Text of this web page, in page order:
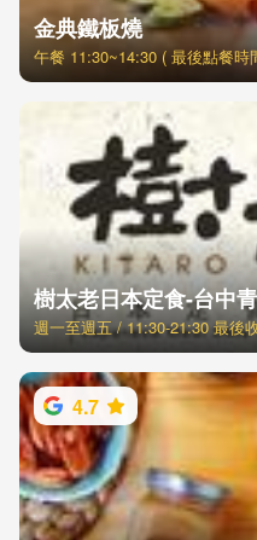
金典鐵板燒
樹太老日本定食-台中
4.7